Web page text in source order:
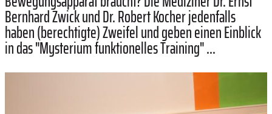
Bernhard Zwick und Dr. Robert Kocher jedenfalls
haben (berechtigte) Zweifel und geben einen Einblick
in das "Mysterium funktionelles Training" ...